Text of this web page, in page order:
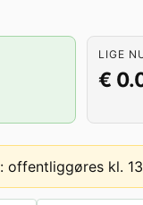
LIGE
€
: offentliggøres kl.